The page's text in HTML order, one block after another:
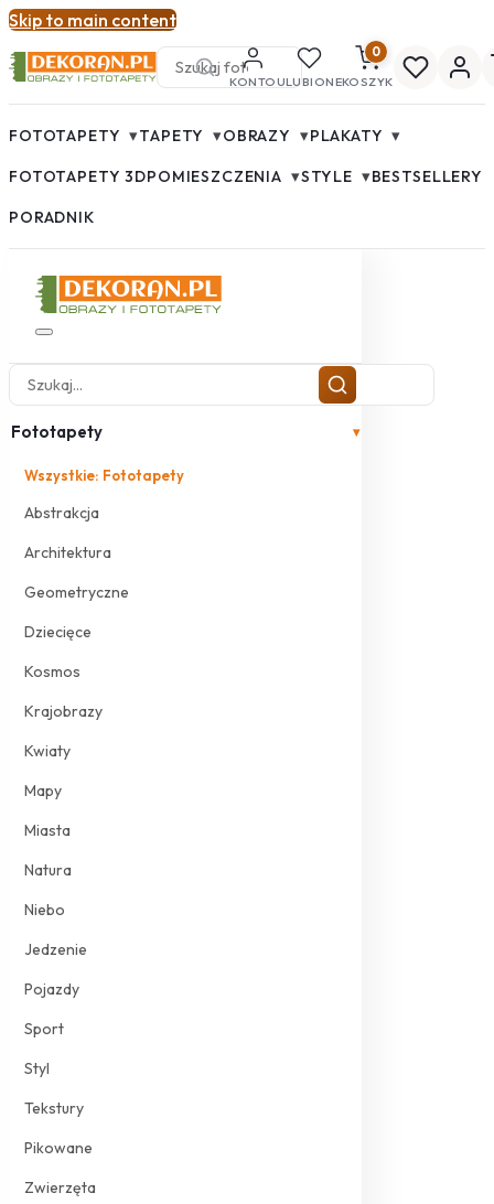
Skip to main content
KONTOULUBIONE
0
KOSZYK
FOTOTAPETY ▾TAPETY ▾OBRAZY ▾PLAKATY ▾
FOTOTAPETY 3DPOMIESZCZENIA ▾STYLE ▾BESTSELLERY
PORADNIK
Fototapety ▾
Wszystkie: Fototapety
Abstrakcja
Architektura
Geometryczne
Dziecięce
Kosmos
Krajobrazy
Kwiaty
Mapy
Miasta
Natura
Niebo
Jedzenie
Pojazdy
Sport
Styl
Tekstury
Pikowane
Zwierzęta